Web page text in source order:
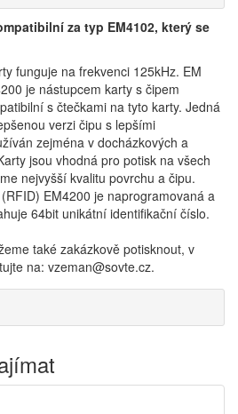
za typ EM4102, který se
funguje na frekvenci 125kHz. EM
je nástupcem karty s čipem
s čtečkami na tyto karty. Jedná
verzi čipu s lepšími
zejména v docházkových a
jsou vhodná pro potisk na všech
nejvyšší kvalitu povrchu a čipu.
EM4200 je naprogramovaná a
64bit unikátní identifikační číslo.
také zakázkově potisknout, v
na: vzeman@sovte.cz.